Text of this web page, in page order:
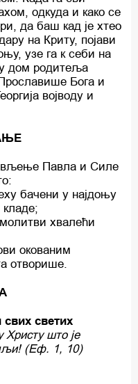
одкуда и како се
да баш кад је хтео
на Криту, појави
узе га к себи на
дом родитеља
Бога и
војводу и
Павла и Силе
бачени у најдоњу
хвалећи
окованим
отворише.
свих светих
Христу што је
(Еф. 1, 10)